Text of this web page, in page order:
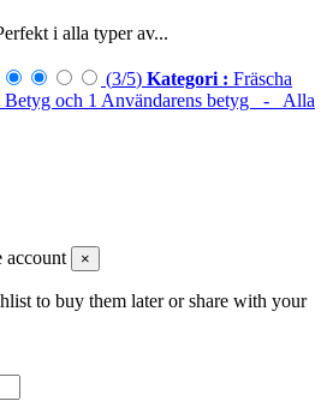
i alla typer av...
(3/5) Kategori : Fräscha
Betyg och 1 Användarens betyg
- Alla
account ×
to buy them later or share with your